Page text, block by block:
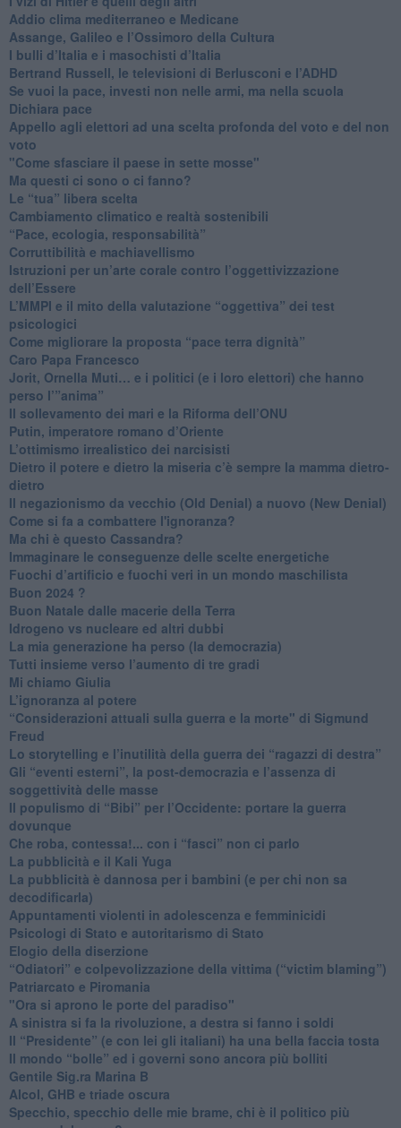
Addio clima mediterraneo e Medicane
​Assange, Galileo e l’Ossimoro della Cultura
​I bulli d’Italia e i masochisti d’Italia
​Bertrand Russell, le televisioni di Berlusconi e l’ADHD
​Se vuoi la pace, investi non nelle armi, ma nella scuola
​Dichiara pace
​Appello agli elettori ad una scelta profonda del voto e del non
voto
"Come sfasciare il paese in sette mosse"
​Ma questi ci sono o ci fanno?
​Le “tua” libera scelta
Cambiamento climatico e realtà sostenibili
“Pace, ecologia, responsabilità”
​Corruttibilità e machiavellismo
Istruzioni per un’arte corale contro l’oggettivizzazione
dell’Essere
​L’MMPI e il mito della valutazione “oggettiva” dei test
psicologici
Come migliorare la proposta “pace terra dignità”
Caro Papa Francesco
​Jorit, Ornella Muti… e i politici (e i loro elettori) che hanno
perso l’”anima”
​Il sollevamento dei mari e la Riforma dell’ONU
Putin, imperatore romano d’Oriente
​L’ottimismo irrealistico dei narcisisti
​Dietro il potere e dietro la miseria c’è sempre la mamma dietro-
dietro
Il negazionismo da vecchio (Old Denial) a nuovo (New Denial)
Come si fa a combattere l'ignoranza?
Ma chi è questo Cassandra?
Immaginare le conseguenze delle scelte energetiche
​Fuochi d’artificio e fuochi veri in un mondo maschilista
Buon 2024 ?
​Buon Natale dalle macerie della Terra
​Idrogeno vs nucleare ed altri dubbi
​La mia generazione ha perso (la democrazia)
​Tutti insieme verso l’aumento di tre gradi
Mi chiamo Giulia
L’ignoranza al potere
​“Considerazioni attuali sulla guerra e la morte" di Sigmund
Freud
​Lo storytelling e l’inutilità della guerra dei “ragazzi di destra”
​Gli “eventi esterni”, la post-democrazia e l’assenza di
soggettività delle masse
​Il populismo di “Bibi” per l’Occidente: portare la guerra
dovunque
​Che roba, contessa!... con i “fasci” non ci parlo
La pubblicità e il Kali Yuga
​La pubblicità è dannosa per i bambini (e per chi non sa
decodificarla)
​Appuntamenti violenti in adolescenza e femminicidi
​Psicologi di Stato e autoritarismo di Stato
Elogio della diserzione
“Odiatori” e colpevolizzazione della vittima (“victim blaming”)
​Patriarcato e Piromania
"Ora si aprono le porte del paradiso"
​A sinistra si fa la rivoluzione, a destra si fanno i soldi
​Il “Presidente” (e con lei gli italiani) ha una bella faccia tosta
​Il mondo “bolle” ed i governi sono ancora più bolliti
​Gentile Sig.ra Marina B
​Alcol, GHB e triade oscura
​Specchio, specchio delle mie brame, chi è il politico più